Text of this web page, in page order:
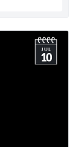
JUL
10